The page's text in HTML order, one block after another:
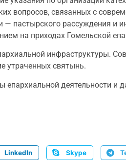
вопросов, связанных с
пастырского рассуждения и
на приходах Гомельской
инфраструктуры.
утраченных святынь.
деятельности и
LinkedIn Skype